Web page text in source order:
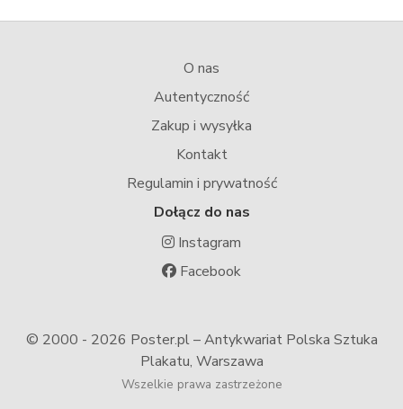
O nas
Autentyczność
Zakup i wysyłka
Kontakt
Regulamin i prywatność
Dołącz do nas
Instagram
Facebook
© 2000 - 2026 Poster.pl – Antykwariat Polska Sztuka
Plakatu, Warszawa
Wszelkie prawa zastrzeżone